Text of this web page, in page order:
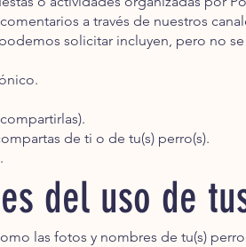
a través de nuestros
solicitar incluyen, pero no
de ti o de tu(s) perro(s).
del uso de
las fotos y nombres de tu(s)